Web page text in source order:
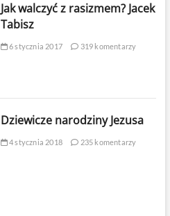
Jak walczyć z rasizmem? Jacek
Tabisz
6 stycznia 2017 319 komentarzy
Dziewicze narodziny Jezusa
4 stycznia 2018 235 komentarzy